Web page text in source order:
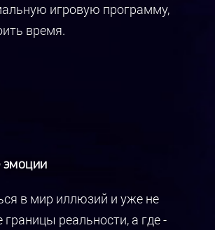
игровую программу,
время.
эмоции
в мир иллюзий и уже не
реальности, а где -